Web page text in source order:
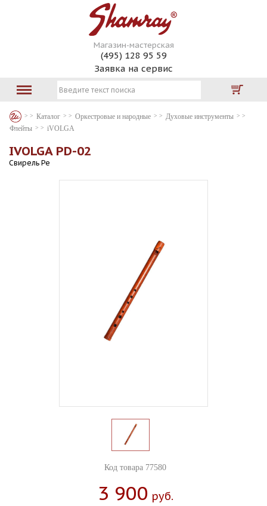
Магазин-мастерская
(495) 128 95 59
Заявка на сервис
Каталог Оркестровые и народные
Духовые инструменты
Флейты
iVOLGA
IVOLGA PD-02
Свирель Ре
Код товара 77580
3 900 Руб.